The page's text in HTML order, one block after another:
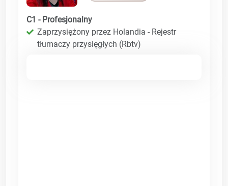
C1 - Profesjonalny
Zaprzysiężony przez Holandia - Rejestr
tłumaczy przysięgłych (Rbtv)